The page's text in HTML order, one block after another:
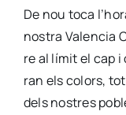
De nou toca
nos­tra Valen­cia
re al límit el cap
ran els colors,
dels nos­tres